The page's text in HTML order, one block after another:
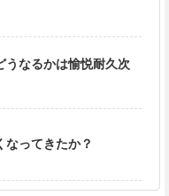
うなるかは愉悦耐久次
なってきたか？